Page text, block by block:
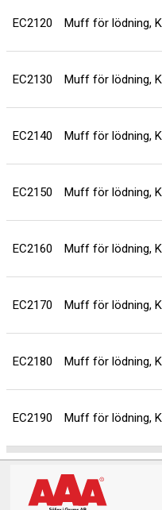
EC2120 Muff för lödning,
EC2130 Muff för lödning,
EC2140 Muff för lödning,
EC2150 Muff för lödning,
EC2160 Muff för lödning,
EC2170 Muff för lödning,
EC2180 Muff för lödning,
EC2190 Muff för lödning,